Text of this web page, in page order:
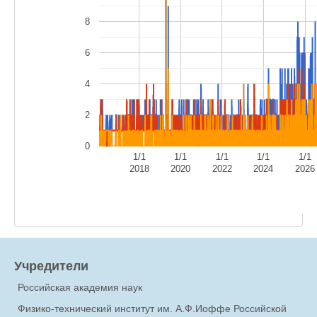
1/1
2018
1/1
2020
1/1
2022
1/1
2024
1/1
2026
0
2
4
6
8
Учредители
Российская академия наук
Физико-технический институт им. А.Ф.Иоффе Российской